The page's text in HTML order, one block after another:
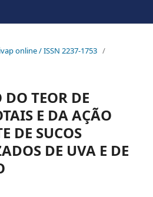
online / ISSN 2237-1753 /
TEOR DE
E DA AÇÃO
DE SUCOS
DE UVA E DE